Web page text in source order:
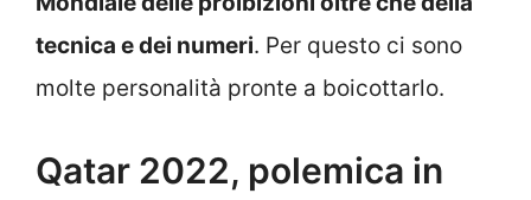
tecnica e dei numeri. Per questo ci sono
molte personalità pronte a boicottarlo.
Qatar 2022, polemica in